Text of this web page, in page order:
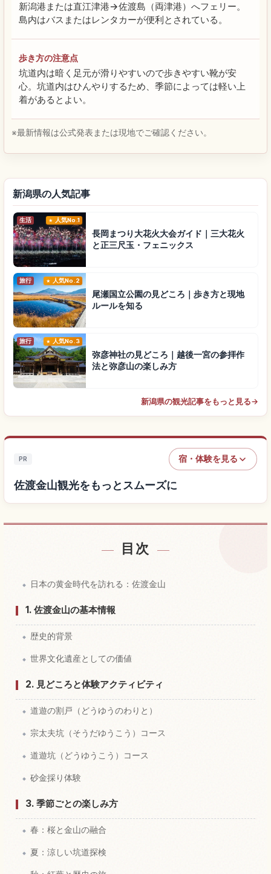
新潟港または直江津港→佐渡島（両津港）へフェリー。
島内はバスまたはレンタカーが便利とされている。
歩き方の注意点
坑道内は暗く足元が滑りやすいので歩きやすい靴が安
心。坑道内はひんやりするため、季節によっては軽い上
着があるとよい。
※最新情報は公式発表または現地でご確認ください。
新潟県の人気記事
生活 人気No.1
長岡まつり大花火大会ガイド｜三大花火
と正三尺玉・フェニックス
旅行 人気No.2
尾瀬国立公園の見どころ｜歩き方と現地
ルールを知る
旅行 人気No.3
弥彦神社の見どころ｜越後一宮の参拝作
法と弥彦山の楽しみ方
新潟県の観光記事をもっと見る→
PR 宿・体験を見る
佐渡金山観光をもっとスムーズに
佐渡金山付近の宿を探す
佐渡金山の体験を探す
目次
日本の黄金時代を訪れる：佐渡金山
1. 佐渡金山の基本情報
歴史的背景
世界文化遺産としての価値
2. 見どころと体験アクティビティ
道遊の割戸（どうゆうのわりと）
宗太夫坑（そうだゆうこう）コース
道遊坑（どうゆうこう）コース
砂金採り体験
3. 季節ごとの楽しみ方
春：桜と金山の融合
夏：涼しい坑道探検